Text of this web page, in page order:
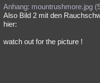
Anhang: mountrushmore.jpg
Also Bild 2 mit den
hier:
watch out for the picture !